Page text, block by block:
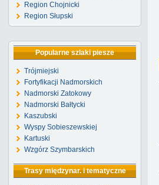
Region Chojnicki
Region Słupski
Popularne szlaki piesze
Trójmiejski
Fortyfikacji Nadmorskich
Nadmorski Zatokowy
Nadmorski Bałtycki
Kaszubski
Wyspy Sobieszewskiej
Kartuski
Wzgórz Szymbarskich
Trasy międzynar. i tematyczne